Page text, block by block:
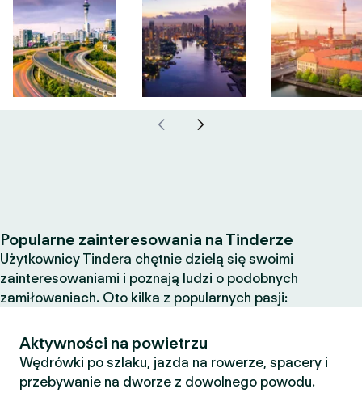
Popularne zainteresowania na Tinderze
Użytkownicy Tindera chętnie dzielą się swoimi
zainteresowaniami i poznają ludzi o podobnych
zamiłowaniach. Oto kilka z popularnych pasji:
Aktywności na powietrzu
Wędrówki po szlaku, jazda na rowerze, spacery i
przebywanie na dworze z dowolnego powodu.